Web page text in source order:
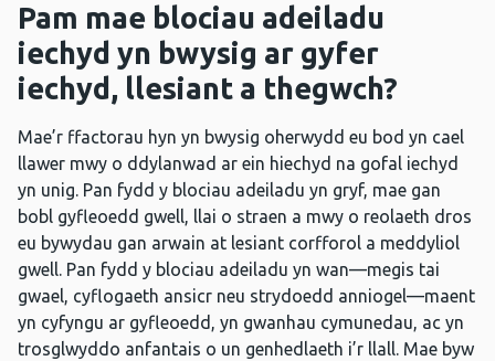
Pam mae blociau adeiladu
iechyd yn bwysig ar gyfer
iechyd, llesiant a thegwch?
Mae’r ffactorau hyn yn bwysig oherwydd eu bod yn cael
llawer mwy o ddylanwad ar ein hiechyd na gofal iechyd
yn unig. Pan fydd y blociau adeiladu yn gryf, mae gan
bobl gyfleoedd gwell, llai o straen a mwy o reolaeth dros
eu bywydau gan arwain at lesiant corfforol a meddyliol
gwell. Pan fydd y blociau adeiladu yn wan—megis tai
gwael, cyflogaeth ansicr neu strydoedd anniogel—maent
yn cyfyngu ar gyfleoedd, yn gwanhau cymunedau, ac yn
trosglwyddo anfantais o un genhedlaeth i’r llall. Mae byw